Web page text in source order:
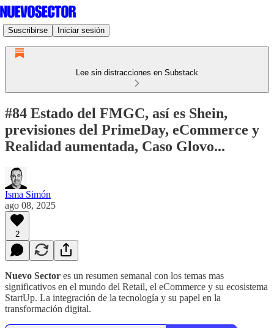
Suscribirse Iniciar sesión
Lee sin distracciones en Substack
#84 Estado del FMGC, así es Shein,
previsiones del PrimeDay, eCommerce y
Realidad aumentada, Caso Glovo...
Isma Simón
ago 08, 2025
2
Nuevo Sector es un resumen semanal con los temas mas
significativos en el mundo del Retail, el eCommerce y su ecosistema
StartUp. La integración de la tecnología y su papel en la
transformación digital.